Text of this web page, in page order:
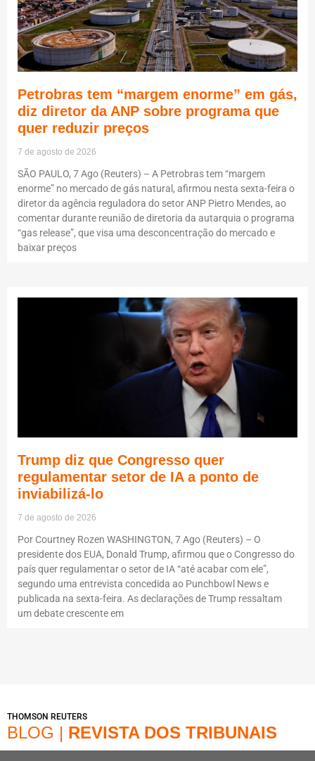
Petrobras tem “margem enorme” em gás,
diz diretor da ANP sobre programa que
quer reduzir preços
7 de agosto de 2026
SÃO PAULO, 7 Ago (Reuters) – A Petrobras tem “margem
enorme” no mercado de gás natural, afirmou nesta sexta-feira o
diretor da agência reguladora do setor ANP Pietro Mendes, ao
comentar durante reunião de diretoria da autarquia o programa
“gas release”, que visa uma desconcentração do mercado e
baixar preços
Trump diz que Congresso quer
regulamentar setor de IA a ponto de
inviabilizá-lo
7 de agosto de 2026
Por Courtney Rozen WASHINGTON, 7 Ago (Reuters) – O
presidente dos EUA, Donald Trump, afirmou que o Congresso do
país quer regulamentar o setor de IA “até acabar com ele”,
segundo uma entrevista concedida ao Punchbowl News e
publicada na sexta-feira. As declarações de Trump ressaltam
um debate crescente em
THOMSON REUTERS
BLOG | REVISTA DOS TRIBUNAIS